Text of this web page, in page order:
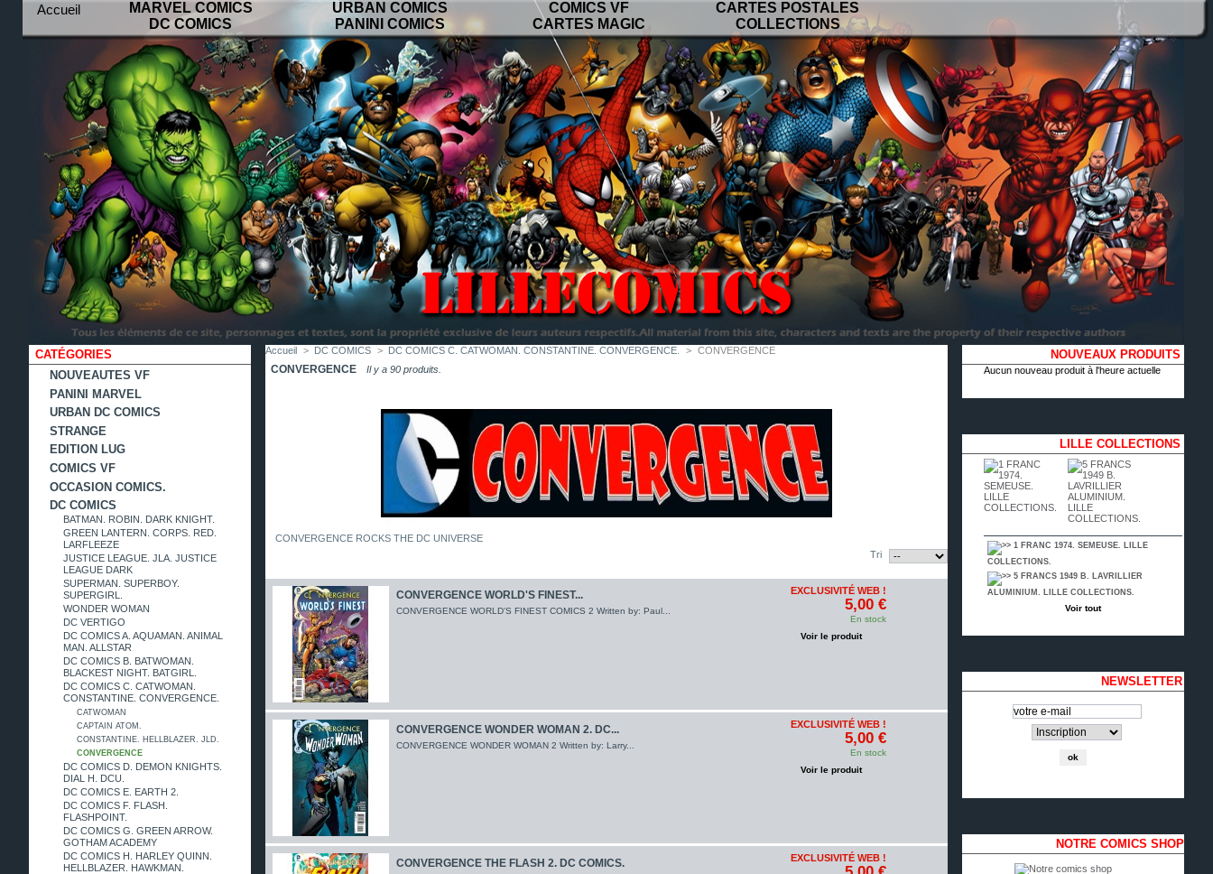
Accueil
MARVEL COMICS
DC COMICS
URBAN COMICS
PANINI COMICS
COMICS VF
CARTES MAGIC
CARTES POSTALES
COLLECTIONS
du
CATÉGORIES
NOUVEAUTES VF
PANINI MARVEL
URBAN DC COMICS
STRANGE
EDITION LUG
COMICS VF
OCCASION COMICS.
DC COMICS
BATMAN. ROBIN. DARK KNIGHT.
GREEN LANTERN. CORPS. RED.
LARFLEEZE
JUSTICE LEAGUE. JLA. JUSTICE
LEAGUE DARK
SUPERMAN. SUPERBOY.
SUPERGIRL.
WONDER WOMAN
DC VERTIGO
DC COMICS A. AQUAMAN. ANIMAL
MAN. ALLSTAR
DC COMICS B. BATWOMAN.
BLACKEST NIGHT. BATGIRL.
DC COMICS C. CATWOMAN.
CONSTANTINE. CONVERGENCE.
CATWOMAN
CAPTAIN ATOM.
CONSTANTINE. HELLBLAZER. JLD.
CONVERGENCE
DC COMICS D. DEMON KNIGHTS.
DIAL H. DCU.
DC COMICS E. EARTH 2.
DC COMICS F. FLASH.
FLASHPOINT.
DC COMICS G. GREEN ARROW.
GOTHAM ACADEMY
DC COMICS H. HARLEY QUINN.
HELLBLAZER. HAWKMAN.
Accueil > DC COMICS > DC COMICS C. CATWOMAN. CONSTANTINE. CONVERGENCE. > CONVERGENCE
CONVERGENCE Il y a 90 produits.
CONVERGENCE ROCKS THE DC UNIVERSE
Tri
CONVERGENCE WORLD'S FINEST...
CONVERGENCE WORLD'S FINEST COMICS 2 Written by: Paul...
EXCLUSIVITÉ WEB !
5,00 €
En stock
Voir le produit
CONVERGENCE WONDER WOMAN 2. DC...
CONVERGENCE WONDER WOMAN 2 Written by: Larry...
EXCLUSIVITÉ WEB !
5,00 €
En stock
Voir le produit
CONVERGENCE THE FLASH 2. DC COMICS. EXCLUSIVITÉ WEB !
NOUVEAUX PRODUITS
Aucun nouveau produit à l'heure actuelle
LILLE COLLECTIONS
1 FRANC 1974. SEMEUSE. LILLE
COLLECTIONS.
5 FRANCS 1949 B. LAVRILLIER
ALUMINIUM. LILLE COLLECTIONS.
Voir tout
NEWSLETTER
NOTRE COMICS SHOP